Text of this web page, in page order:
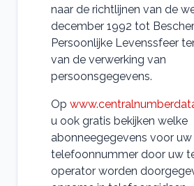
naar de richtlijnen van de
december 1992 tot
Persoonlijke Levenssfeer
van de verwerking van
persoonsgegevens.
Op
u ook gratis bekijken welke
abonneegegevens voor uw
telefoonnummer door uw
operator worden